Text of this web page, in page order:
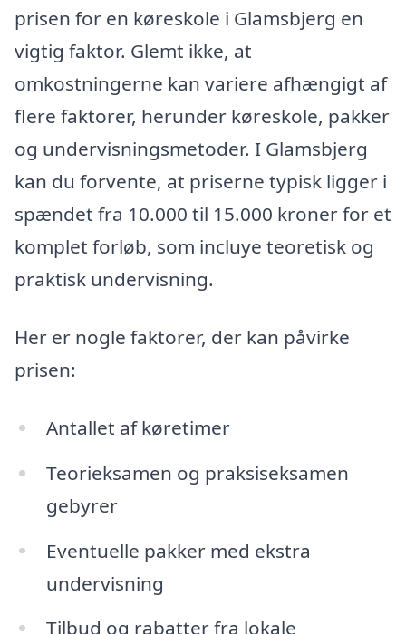
prisen for en køreskole i Glamsbjerg en
vigtig faktor. Glemt ikke, at
omkostningerne kan variere afhængigt af
flere faktorer, herunder køreskole, pakker
og undervisningsmetoder. I Glamsbjerg
kan du forvente, at priserne typisk ligger i
spændet fra 10.000 til 15.000 kroner for et
komplet forløb, som incluye teoretisk og
praktisk undervisning.
Her er nogle faktorer, der kan påvirke
prisen:
Antallet af køretimer
Teorieksamen og praksiseksamen
gebyrer
Eventuelle pakker med ekstra
undervisning
Tilbud og rabatter fra lokale